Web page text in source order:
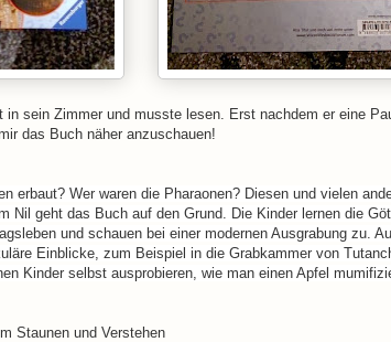
sein Zimmer und musste lesen. Erst nachdem er eine
das Buch näher anzuschauen!
erbaut? Wer waren die Pharaonen? Diesen und vielen
Nil geht das Buch auf den Grund. Die Kinder lernen die
und schauen bei einer modernen Ausgrabung zu.
Einblicke, zum Beispiel in die Grabkammer von
Kinder selbst ausprobieren, wie man einen Apfel
Staunen und Verstehen